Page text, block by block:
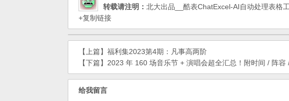
转载请注明： 北大出品__酷表ChatExcel-AI自动处理表格
+复制链接
【上篇】 福利集2023第4期：凡事高两阶
【下篇】 2023 年 160 场音乐节 + 演唱会超全汇总！附时间 / 阵容
给我留言